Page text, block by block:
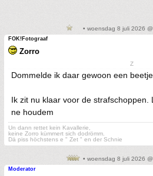
• woensdag 8 juli 2026
FOK!Fotograaf
Zorro
Z
Dommelde ik daar gewoon een beetje
Ik zit nu klaar voor de strafschoppen.
ne houdem
Un dann rettet kein Kavallerie,
keine Zorro kümmert sich dodrömm.
Dä piss höchstens e " Zet " en der Schnie
• woensdag 8 juli 2026
Moderator